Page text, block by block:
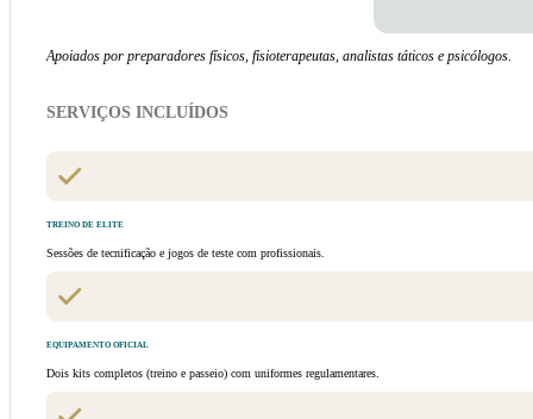
Apoiados por preparadores físicos, fisioterapeutas, analistas táticos e psicólogos.
SERVIÇOS INCLUÍDOS
TREINO DE ELITE
Sessões de tecnificação e jogos de teste com profissionais.
EQUIPAMENTO OFICIAL
Dois kits completos (treino e passeio) com uniformes regulamentares.